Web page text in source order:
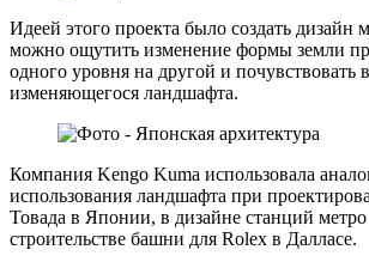
Идеей этого проекта было создать дизайн
можно ощутить изменение формы земли
одного уровня на другой и почувствовать
изменяющегося ландшафта.
Компания Kengo Kuma использовала
использования ландшафта при
Товада в Японии, в дизайне станций
строительстве башни для Rolex в Далласе.